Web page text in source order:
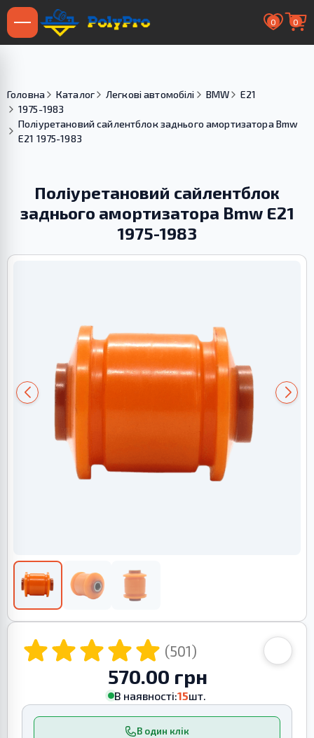
0 0
Головна Каталог Легкові автомобілі BMW
E21
1975-1983
Поліуретановий сайлентблок заднього амортизатора Bmw
E21 1975-1983
Поліуретановий сайлентблок
заднього амортизатора Bmw E21
1975-1983
(501)
570.00 грн
В наявності:15шт.
В один клік